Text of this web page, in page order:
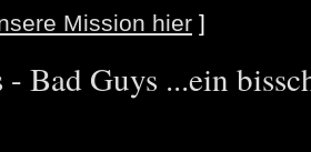
Mission hier ]
- Bad Guys ...ein